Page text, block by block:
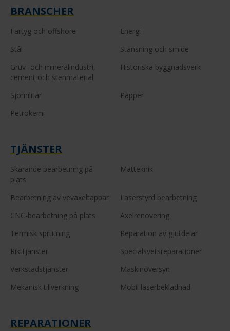
BRANSCHER
Fartyg och offshore
Energi
Stål
Stansning och smide
Gruv- och mineralindustri,
cement och stenmaterial
Historiska byggnadsverk
Sjömilitär
Papper
Petrokemi
TJÄNSTER
Skärande bearbetning på
plats
Mätteknik
Bearbetning av vevaxeltappar
Laserstyrd bearbetning
CNC-bearbetning på plats
Axelrenovering
Termisk sprutning
Reparation av gjutdelar
Rikttjänster
Specialsvetsreparationer
Verkstadstjänster
Maskinöversyn
Mekanisk tillverkning
Mobil laserbeklädnad
REPARATIONER